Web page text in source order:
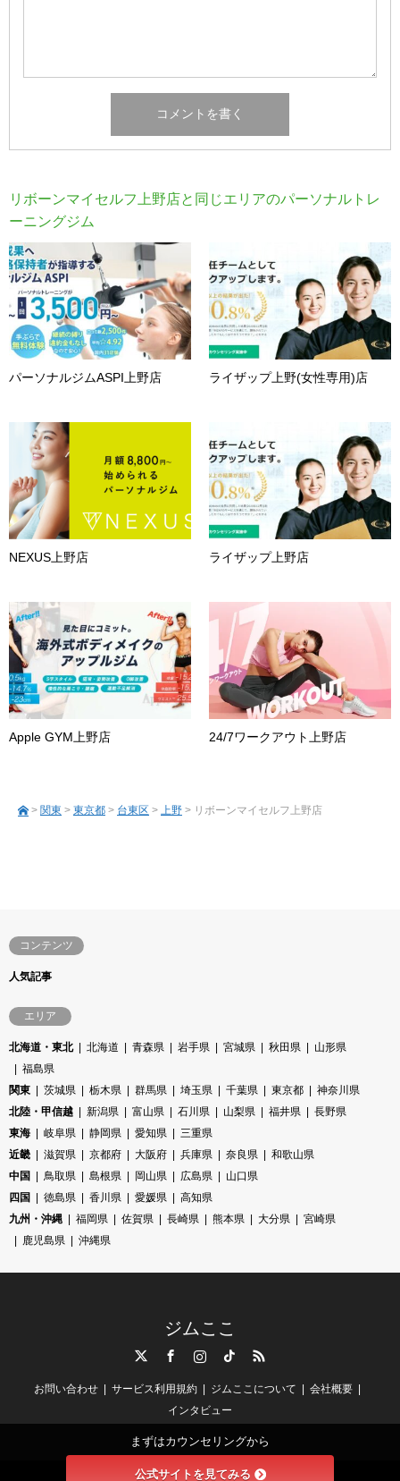
リボーンマイセルフ上野店と同じエリアのパーソナルトレ
ーニングジム
パーソナルジムASPI上野店 ライザップ上野(女性専用)店
NEXUS上野店 ライザップ上野店
Apple GYM上野店 24/7ワークアウト上野店
> 関東 > 東京都 > 台東区 > 上野 > リボーンマイセルフ上野店
コンテンツ
人気記事
エリア
北海道・東北 北海道 青森県 岩手県 宮城県 秋田県
山形県
福島県
関東
茨城県 栃木県 群馬県 埼玉県 千葉県 東京都
神奈川県
北陸・甲信越
新潟県 富山県 石川県 山梨県 福井県
長野県
東海
岐阜県 静岡県 愛知県
三重県
近畿
滋賀県 京都府 大阪府 兵庫県 奈良県
和歌山県
中国
鳥取県 島根県 岡山県 広島県
山口県
四国
徳島県 香川県 愛媛県
高知県
九州・沖縄
福岡県 佐賀県 長崎県 熊本県 大分県
宮崎県
鹿児島県
沖縄県
ジムここ
TikTok RSS
お問い合わせ サービス利用規約 ジムここについて
会社概要
インタビュー
まずはカウンセリングから
公式サイトを見てみる